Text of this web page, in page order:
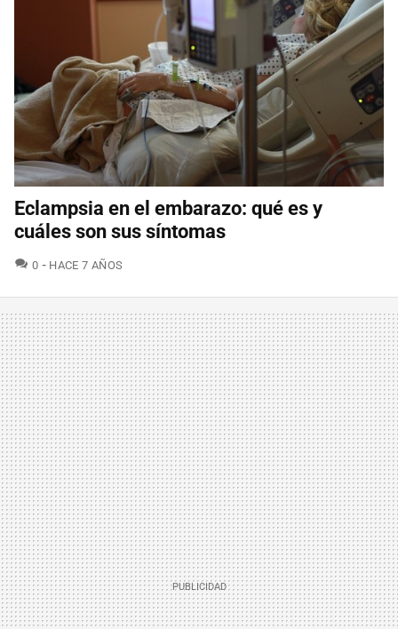
Eclampsia en el embarazo: qué es y
cuáles son sus síntomas
0 COMENTARIOS
HACE 7 AÑOS